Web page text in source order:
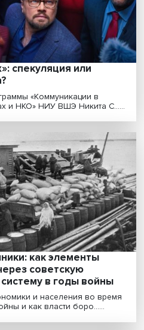
телемедицины.
общение пожилого
COVID-19
экономике
влиять на мировую
населения, рост уровня